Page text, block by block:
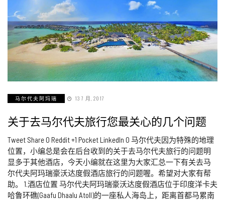
马尔代夫阿玛瑞 13 7 月, 2017
关于去马尔代夫旅行您最关心的几个问题
Tweet Share 0 Reddit +1 Pocket LinkedIn 0 马尔代夫因为特殊的地理
位置，小编总是会在后台收到的关于去马尔代夫旅行的问题明
显多于其他酒店，今天小编就在这里为大家汇总一下有关去马
尔代夫阿玛瑞豪沃达度假酒店旅行的问题喔。希望对大家有帮
助。 1.酒店位置 马尔代夫阿玛瑞豪沃达度假酒店位于印度洋卡夫
哈鲁环礁(Gaafu Dhaalu Atoll)的一座私人海岛上，距离首都马累南